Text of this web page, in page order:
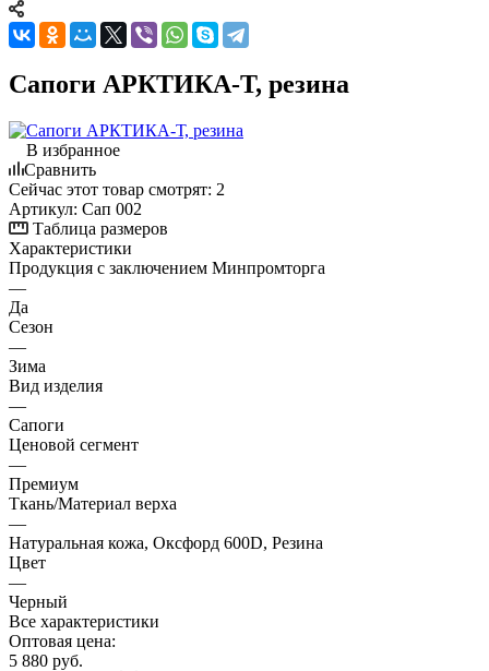
Сапоги АРКТИКА-Т, резина
В избранное
Сравнить
Сейчас этот товар смотрят: 2
Артикул: Сап 002
Таблица размеров
Характеристики
Продукция с заключением Минпромторга
—
Да
Сезон
—
Зима
Вид изделия
—
Сапоги
Ценовой сегмент
—
Премиум
Ткань/Материал верха
—
Натуральная кожа, Оксфорд 600D, Резина
Цвет
—
Черный
Все характеристики
Оптовая цена:
5 880 руб.